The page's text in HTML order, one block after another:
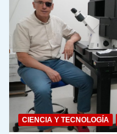
CIENCIA Y TECNOLOGÍA